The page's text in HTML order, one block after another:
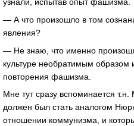
— А что произошло в том
явления?
— Не знаю, что именно
культуре необратимым образом
повторения фашизма.
Мне тут сразу вспоминается
должен был стать аналогом
отношении коммунизма, и